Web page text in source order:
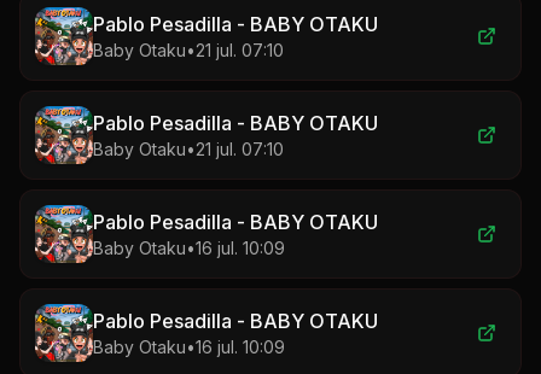
Pablo Pesadilla - BABY OTAKU
Baby Otaku•21 jul. 07:10
Pablo Pesadilla - BABY OTAKU
Baby Otaku•21 jul. 07:10
Pablo Pesadilla - BABY OTAKU
Baby Otaku•16 jul. 10:09
Pablo Pesadilla - BABY OTAKU
Baby Otaku•16 jul. 10:09